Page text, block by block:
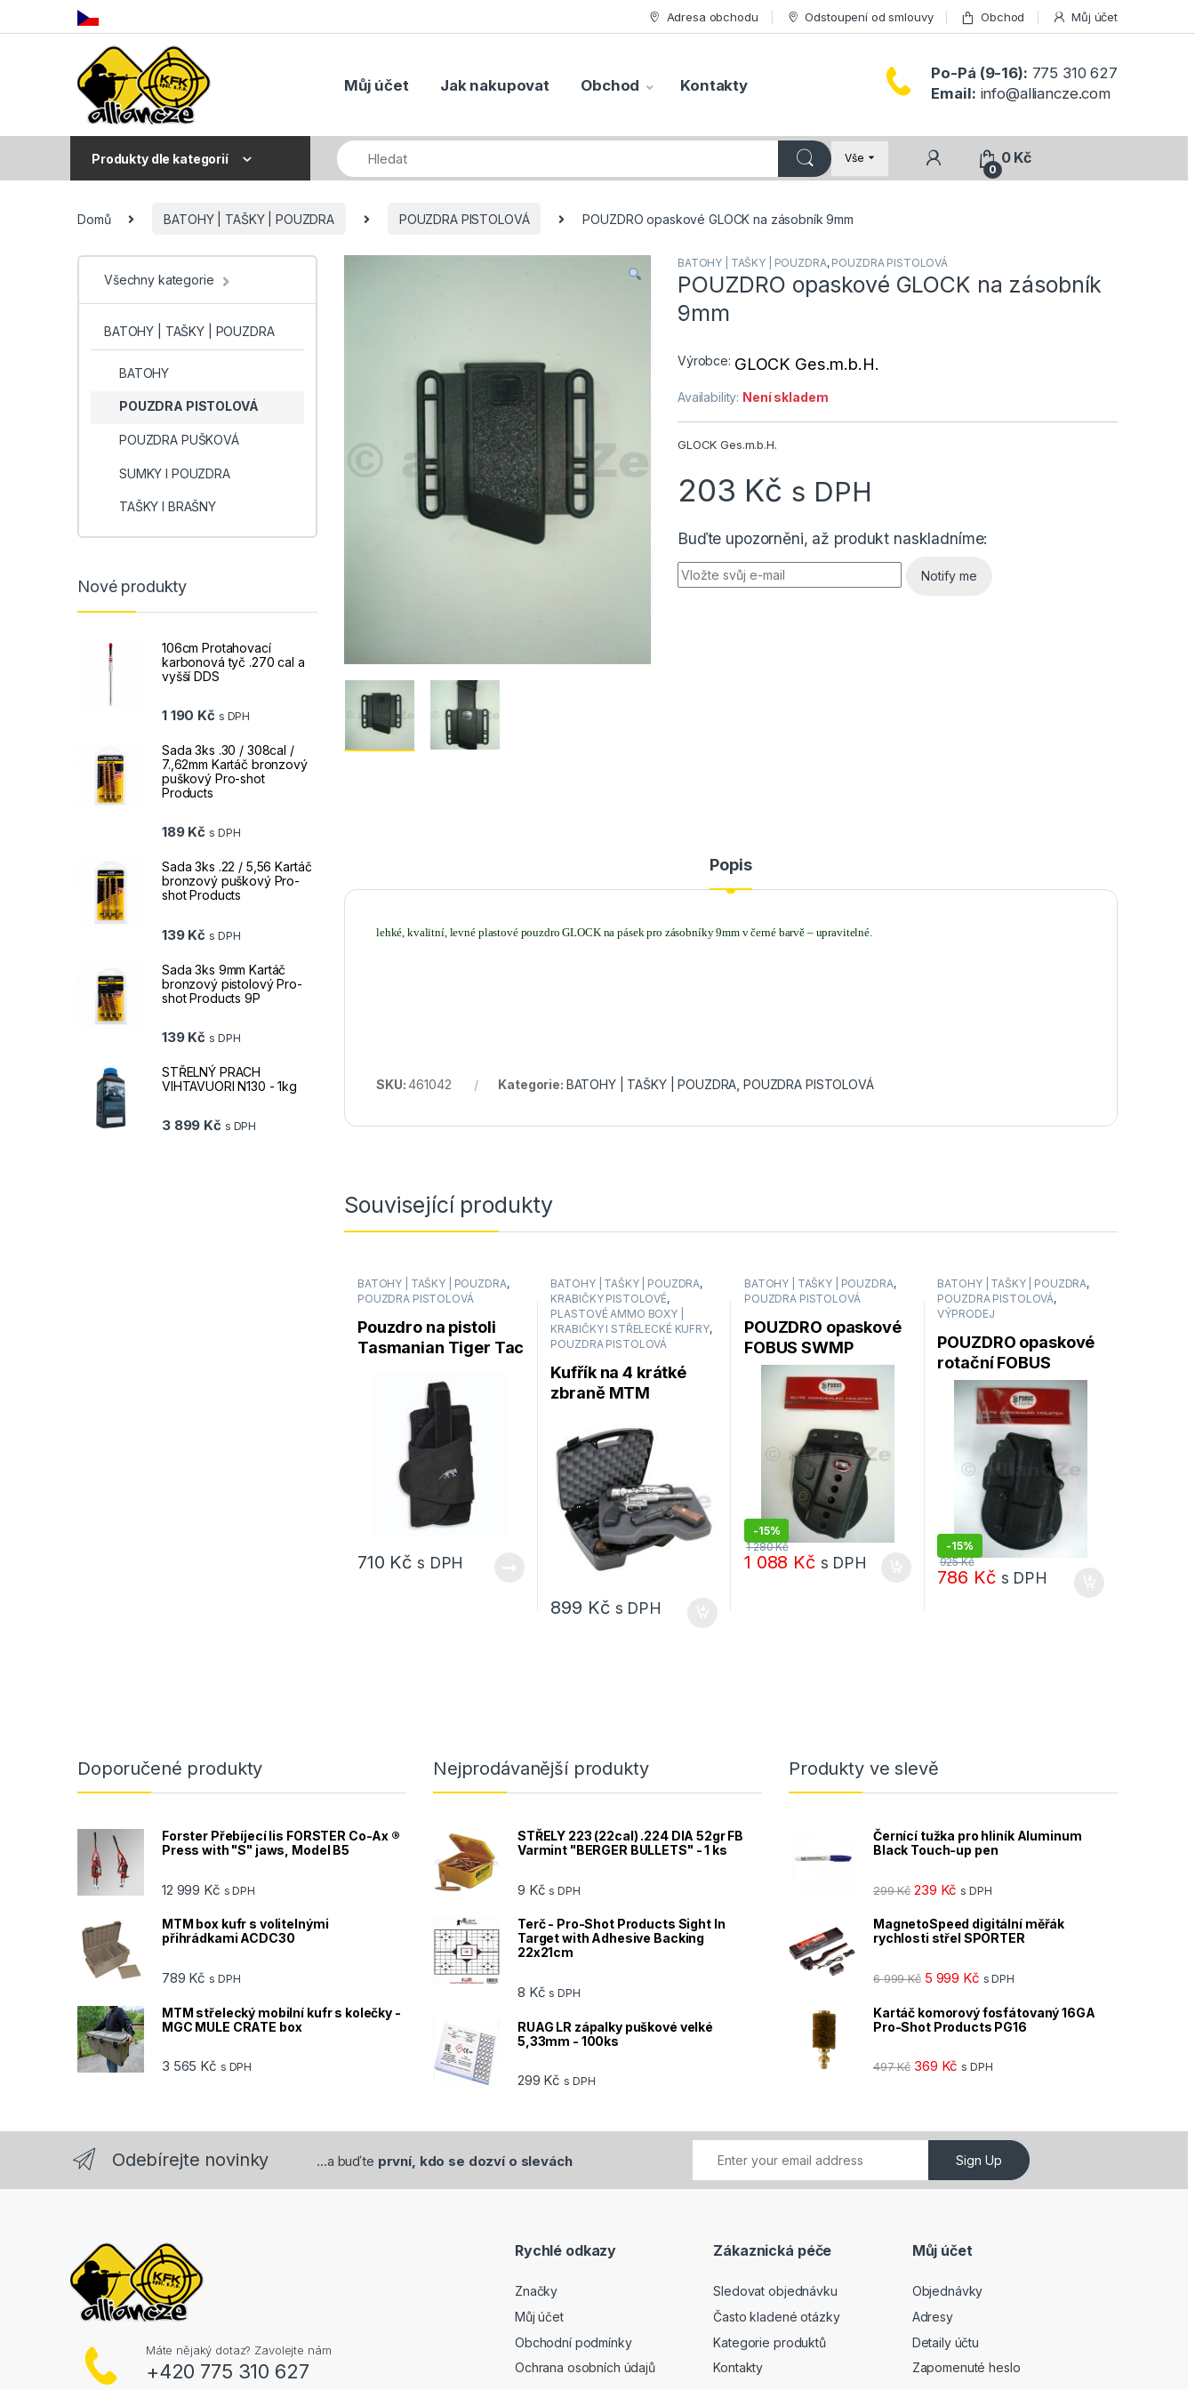
Skip to navigation
Skip to content Adresa obchodu Odstoupení od smlouvy Obchod Můj účet
Můj účet Jak nakupovat Obchod Kontakty
Po-Pá (9-16): 775 310 627
Email: info@alliancze.com
Produkty dle kategorií
Vše
0
0 Kč
Domů BATOHY | TAŠKY | POUZDRA POUZDRA PISTOLOVÁ POUZDRO opaskové GLOCK na zásobník 9mm
BATOHY | TAŠKY | POUZDRA, POUZDRA PISTOLOVÁ
POUZDRO opaskové GLOCK na zásobník
9mm
Výrobce: GLOCK Ges.m.b.H.
Availability: Není skladem
GLOCK Ges.m.b.H.
203 Kč s DPH
Buďte upozorněni, až produkt naskladníme:
Notify me
Popis
lehké, kvalitní, levné plastové pouzdro GLOCK na pásek pro zásobníky 9mm v černé barvě – upravitelné.
SKU:461042 Kategorie: BATOHY | TAŠKY | POUZDRA ,POUZDRA PISTOLOVÁ
Související produkty
BATOHY | TAŠKY | POUZDRA,
POUZDRA PISTOLOVÁ
Pouzdro na pistoli
Tasmanian Tiger Tac
710 Kč s DPH
BATOHY | TAŠKY | POUZDRA,
KRABIČKY PISTOLOVÉ,
PLASTOVÉ AMMO BOXY |
KRABIČKY I STŘELECKÉ KUFRY,
POUZDRA PISTOLOVÁ
Kufřík na 4 krátké
zbraně MTM
40
899 Kč s DPH
BATOHY | TAŠKY | POUZDRA,
POUZDRA PISTOLOVÁ
POUZDRO opaskové
FOBUS SWMP
PADDLE HOLSTER
-15%
1 280Kč
1 088 Kč s DPH
BATOHY | TAŠKY | POUZDRA,
POUZDRA PISTOLOVÁ,
VÝPRODEJ
POUZDRO opaskové
rotační FOBUS
GL2RP (GLOCK)
-15%
925Kč
786 Kč s DPH
Všechny kategorie
BATOHY | TAŠKY | POUZDRA
BATOHY
POUZDRA PISTOLOVÁ
POUZDRA PUŠKOVÁ
SUMKY I POUZDRA
TAŠKY I BRAŠNY
Nové produkty
106cm Protahovací
karbonová tyč .270 cal a
vyšší DDS
1 190 Kč s DPH
Sada 3ks .30 / 308cal /
7.,62mm Kartáč bronzový
puškový Pro-shot
Products
189 Kč s DPH
Sada 3ks .22 / 5,56 Kartáč
bronzový puškový Pro-
shot Products
139 Kč s DPH
Sada 3ks 9mm Kartáč
bronzový pistolový Pro-
shot Products 9P
139 Kč s DPH
STŘELNÝ PRACH
VIHTAVUORI N130 - 1kg
3 899 Kč s DPH
Doporučené produkty
Forster Přebíjecí lis FORSTER Co-Ax ®
Press with "S" jaws, Model B5
12 999 Kč s DPH
MTM box kufr s volitelnými
přihrádkami ACDC30
789 Kč s DPH
MTM střelecký mobilní kufr s kolečky -
MGC MULE CRATE box
3 565 Kč s DPH
Nejprodávanější produkty
STŘELY 223 (22cal) .224 DIA 52gr FB
Varmint "BERGER BULLETS" - 1 ks
9 Kč s DPH
Terč - Pro-Shot Products Sight In
Target with Adhesive Backing
22x21cm
8 Kč s DPH
RUAG LR zápalky puškové velké
5,33mm - 100ks
299 Kč s DPH
Produkty ve slevě
Černící tužka pro hliník Aluminum
Black Touch-up pen
299Kč 239 Kč s DPH
MagnetoSpeed digitální měřák
rychlosti střel SPORTER
6 999Kč 5 999 Kč s DPH
Kartáč komorový fosfátovaný 16GA
Pro-Shot Products PG16
497Kč 369 Kč s DPH
Odebírejte novinky ...a buďte první, kdo se dozví o slevách Sign Up
Máte nějaký dotaz? Zavolejte nám
+420 775 310 627
Rychlé odkazy
Značky
Můj účet
Obchodní podmínky
Ochrana osobních údajů
Zákaznická péče
Sledovat objednávku
Často kladené otázky
Kategorie produktů
Kontakty
Můj účet
Objednávky
Adresy
Detaily účtu
Zapomenuté heslo